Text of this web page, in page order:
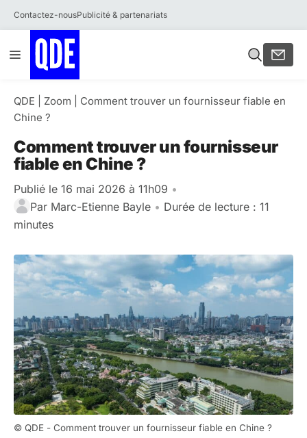
Contactez-nousPublicité & partenariats
au
contenu
Menu
QDE Zoom
Comment trouver un fournisseur fiable en
Chine ?
Comment trouver un fournisseur
fiable en Chine ?
Publié le 16 mai 2026 à 11h09 •
Par Marc-Etienne Bayle • Durée de lecture : 11
minutes
© QDE - Comment trouver un fournisseur fiable en Chine ?